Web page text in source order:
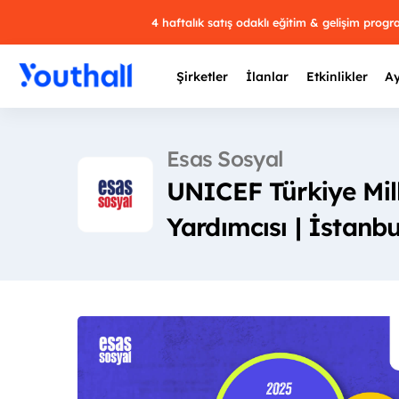
4 haftalık satış odaklı eğitim & gelişim
Şirketler İlanlar Etkinlikler
Esas Sosyal
UNICEF Türkiye
Yardımcısı |